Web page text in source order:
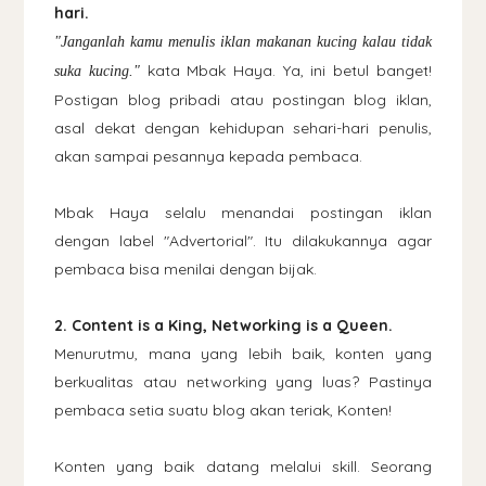
hari.
"Janganlah kamu menulis iklan makanan kucing kalau tidak
suka kucing." kata Mbak Haya. Ya, ini betul banget!
Postigan blog pribadi atau postingan blog iklan,
asal dekat dengan kehidupan sehari-hari penulis,
akan sampai pesannya kepada pembaca.
Mbak Haya selalu menandai postingan iklan
dengan label "Advertorial". Itu dilakukannya agar
pembaca bisa menilai dengan bijak.
2. Content is a King, Networking is a Queen.
Menurutmu, mana yang lebih baik, konten yang
berkualitas atau networking yang luas? Pastinya
pembaca setia suatu blog akan teriak, Konten!
Konten yang baik datang melalui skill. Seorang